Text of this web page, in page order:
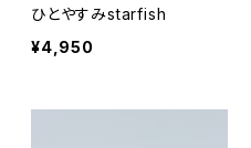
ひとやすみstarfish
¥4,950